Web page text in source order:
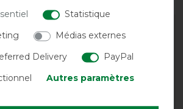
Statistique
Médias externes
Delivery
PayPal
Autres paramètres